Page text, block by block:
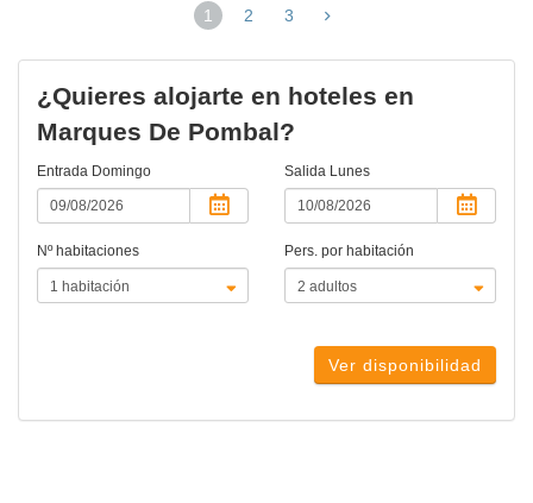
1
(página
2 3
¿Quieres alojarte en hoteles en
Marques De Pombal?
Entrada Domingo Salida Lunes
Nº habitaciones Pers. por habitación
Ver disponibilidad